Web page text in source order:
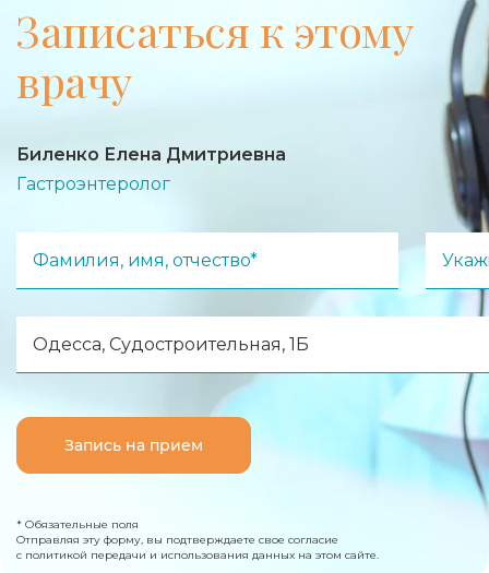
Записаться к этому
врачу
Биленко Елена Дмитриевна
Гастроэнтеролог
Фамилия, имя, отчество*
Одесса, Судостроительная, 1Б
Запись на прием
* Обязательные поля
Отправляя эту форму, вы подтверждаете свое согласие
с политикой передачи и использования данных на этом сайте.